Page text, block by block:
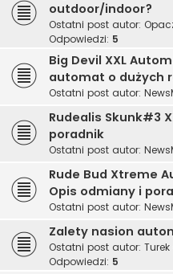
outdoor/indoor?
Ostatni post autor:
Odpowiedzi: 5
Big Devil XXL
automat o dużych
Ostatni post autor:
Rudealis Skunk#3
poradnik
Ostatni post autor:
Rude Bud Xtreme
Opis odmiany i
Ostatni post autor:
Zalety nasion
Ostatni post autor: Turek
Odpowiedzi: 5